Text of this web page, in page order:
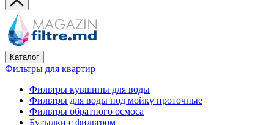
Каталог
Фильтры для квартир
Фильтры кувшины для воды
Фильтры для воды под мойку проточные
Фильтры обратного осмоса
Бутылки с фильтром